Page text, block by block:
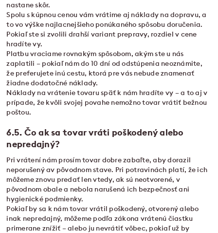
nastane skôr.
Spolu s kúpnou cenou vám vrátime aj náklady na dopravu, a
to vo výške najlacnejšieho ponúkaného spôsobu doručenia.
Pokiaľ ste si zvolili drahší variant prepravy, rozdiel v cene
hradíte vy.
Platbu vraciame rovnakým spôsobom, akým ste u nás
zaplatili – pokiaľ nám do 10 dní od odstúpenia neoznámite,
že preferujete inú cestu, ktorá pre vás nebude znamenať
žiadne dodatočné náklady.
Náklady na vrátenie tovaru späť k nám hradíte vy – a to aj v
prípade, že kvôli svojej povahe nemožno tovar vrátiť bežnou
poštou.
6.5. Čo ak sa tovar vráti poškodený alebo
nepredajný?
Pri vrátení nám prosím tovar dobre zabaľte, aby dorazil
neporušený av pôvodnom stave. Pri potravinách platí, že ich
môžeme znovu predať len vtedy, ak sú neotvorené, v
pôvodnom obale a nebola narušená ich bezpečnosť ani
hygienické podmienky.
Pokiaľ by sa k nám tovar vrátil poškodený, otvorený alebo
inak nepredajný, môžeme podľa zákona vrátenú čiastku
primerane znížiť – alebo ju nevrátiť vôbec, pokiaľ už by